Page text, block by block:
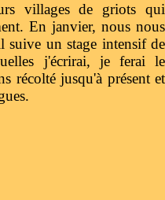
villages de griots qui
En janvier, nous nous
suive un stage intensif de
j'écrirai, je ferai le
récolté jusqu'à présent et